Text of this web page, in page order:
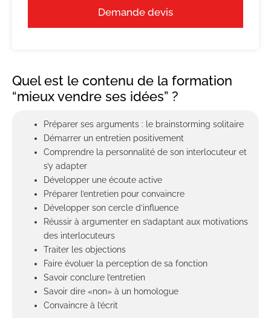
Demande devis
Quel est le contenu de la formation
“mieux vendre ses idées” ?
Préparer ses arguments : le brainstorming solitaire
Démarrer un entretien positivement
Comprendre la personnalité de son interlocuteur et
s’y adapter
Développer une écoute active
Préparer l’entretien pour convaincre
Développer son cercle d’influence
Réussir à argumenter en s’adaptant aux motivations
des interlocuteurs
Traiter les objections
Faire évoluer la perception de sa fonction
Savoir conclure l’entretien
Savoir dire «non» à un homologue
Convaincre à l’écrit